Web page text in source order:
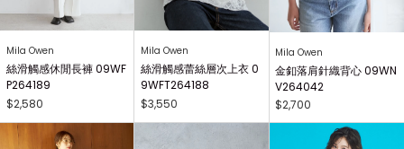
Mila Owen
絲滑觸感休閒長褲 09WF
P264189
$2,580
Mila Owen
絲滑觸感蕾絲層次上衣 0
9WFT264188
$3,550
Mila Owen
金釦落肩針織背心 09WN
V264042
$2,700